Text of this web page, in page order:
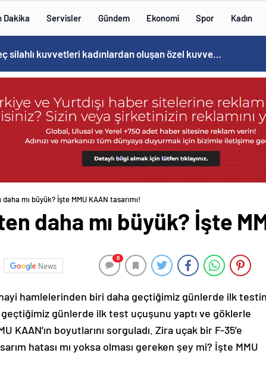
Dakika Servisler Gündem Ekonomi Spor Kadın
daha mı büyük? İşte MMU KAAN tasarımı!
daha mı büyük? İşte
News
0
hamlelerinden biri daha geçtiğimiz günlerde ilk
geçtiğimiz günlerde ilk test uçuşunu yaptı ve göklerle
KAAN’ın boyutlarını sorguladı. Zira uçak bir F-35’e
hatası mı yoksa olması gereken şey mi? İşte MMU